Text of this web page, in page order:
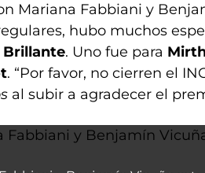
Mariana Fabbiani y
hubo muchos
Brillante. Uno fue para
. “Por favor, no cierren el
al subir a agradecer el